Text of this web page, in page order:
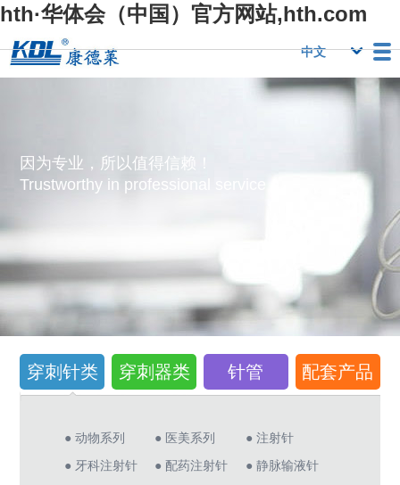
hth·华体会（中国）官方网站,hth.com
栏目
站,hth.com
站,hth.com
国）官方网
因为专业，所以值得信赖！
Trustworthy in professional service！
穿刺针类 穿刺器类 针管 配套产品
● 动物系列 ● 医美系列
● 注射针
● 牙科注射针
● 配药注射针
● 静脉输液针